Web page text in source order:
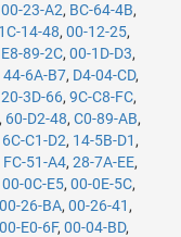
00-23-A2, BC-64-4B,
1C-14-48, 00-12-25,
E8-89-2C, 00-1D-D3,
44-6A-B7, D4-04-CD,
20-3D-66, 9C-C8-FC,
, 60-D2-48, C0-89-AB,
6C-C1-D2, 14-5B-D1 ,
FC-51-A4, 28-7A-EE,
00-0C-E5, 00-0E-5C,
00-26-BA, 00-26-41 ,
00-E0-6F, 00-04-BD,